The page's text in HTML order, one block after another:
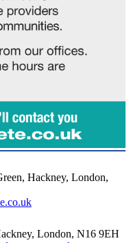
Hackney, London,
London, N16 9EH